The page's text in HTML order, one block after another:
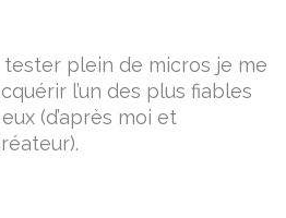
plein de micros je me
l’un des plus fiables
(d’après moi et